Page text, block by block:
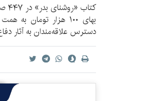
بهای ۱۰۰ هزار
دسترس علاقه‌مندان به آثار